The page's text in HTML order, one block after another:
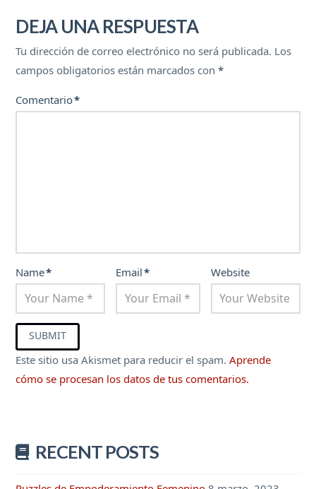
DEJA UNA RESPUESTA
Tu dirección de correo electrónico no será publicada. Los
campos obligatorios están marcados con*
Comentario*
Name* Email* Website
Este sitio usa Akismet para reducir el spam.Aprende
cómo se procesan los datos de tus comentarios.
RECENT POSTS